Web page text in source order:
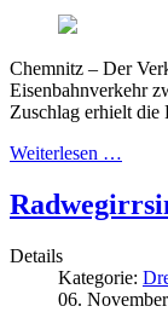
Chemnitz – Der
Eisenbahnverkehr
Zuschlag erhielt die
Weiterlesen …
Details
Kategorie:
06.